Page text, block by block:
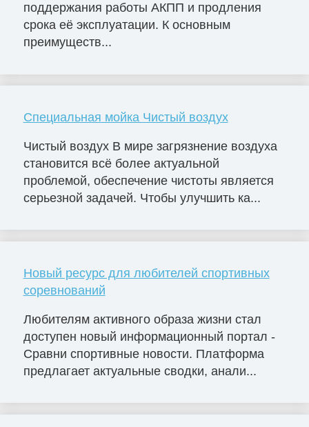
поддержания работы АКПП и продления
срока её эксплуатации. К основным
преимуществ...
Специальная мойка Чистый воздух
Чистый воздух В мире загрязнение воздуха
становится всё более актуальной
проблемой, обеспечение чистоты является
серьезной задачей. Чтобы улучшить ка...
Новый ресурс для любителей спортивных
соревнований
Любителям активного образа жизни стал
доступен новый информационный портал -
Сравни спортивные новости. Платформа
предлагает актуальные сводки, анали...